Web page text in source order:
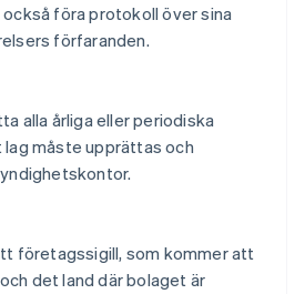
föra protokoll över sina
förfaranden.
alla årliga eller periodiska
måste upprättas och
företagssigill, som kommer att
det land där bolaget är